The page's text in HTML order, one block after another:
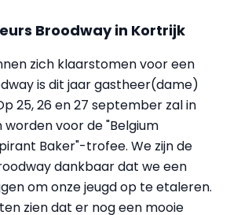
Broodway in Kortrijk
zich klaarstomen voor een
is dit jaar gastheer(dame)
25, 26 en 27 september zal in
voor de "Belgium
Baker"-trofee. We zijn de
dankbaar dat we een
om onze jeugd op te etaleren.
zien dat er nog een mooie